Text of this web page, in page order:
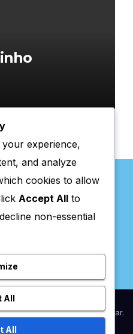
Online
Theme:NewsupbyThemeansar.
experience,
and analyze
cookies to allow
Accept All to
non-essential
All
All